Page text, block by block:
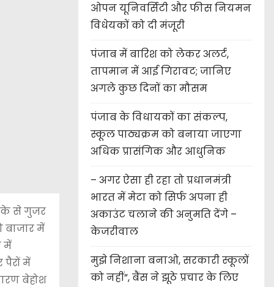
से गुजर
में
में
में
बेहोश
ओपन यूनिवर्सिटी और फीस नियमन
विधेयकों को दी मंजूरी
पंजाब में बारिश को लेकर अलर्ट,
तापमान में आई गिरावट; जानिए
अगले कुछ दिनों का मौसम
पंजाब के विधायकों का संकल्प,
स्कूल पाठ्यक्रम को बनाया जाएगा
अधिक प्रासंगिक और आधुनिक
– अगर ऐसा ही रहा तो प्रधानमंत्री
भारत में मेटा को सिर्फ अपना ही
अकाउंट चलाने की अनुमति देंगे –
केजरीवाल
मुझे निशाना बनाओ, सरकारी स्कूलों
को नहीं”, बैंस ने झूठे प्रचार के लिए